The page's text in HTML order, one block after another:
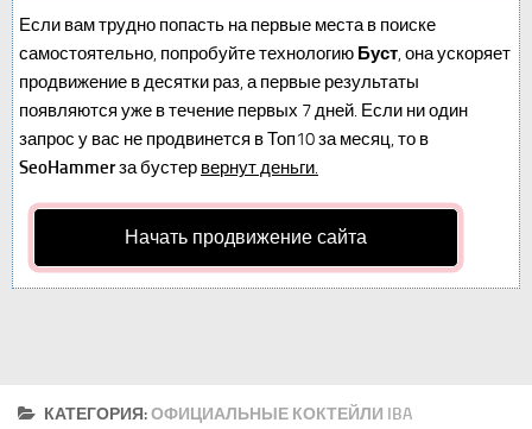
Если вам трудно попасть на первые места в поиске
самостоятельно, попробуйте технологию Буст, она ускоряет
продвижение в десятки раз, а первые результаты
появляются уже в течение первых 7 дней. Если ни один
запрос у вас не продвинется в Топ10 за месяц, то в
SeoHammerза бустер вернут деньги.
Начать продвижение сайта
КАТЕГОРИЯ:ОФИЦИАЛЬНЫЕ КОКТЕЙЛИ IBA